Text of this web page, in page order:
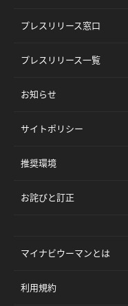
プレスリリース窓口
プレスリリース一覧
お知らせ
サイトポリシー
推奨環境
お詫びと訂正
マイナビウーマンとは
利用規約